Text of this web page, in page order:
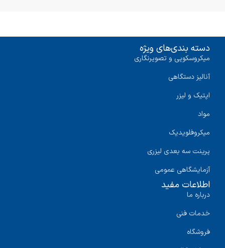
دسته بندی‌های ویژه
میکروسکوپی و تصویرنگاری
آنالیز دستگاهی
اپتیک و لیزر
مواد
میکروفلویدیک
پرینت سه‌ بعدی لیزری
آزمایشگاهی عمومی
اطلاعات مفید
درباره ما
خدمات فنی
فروشگاه